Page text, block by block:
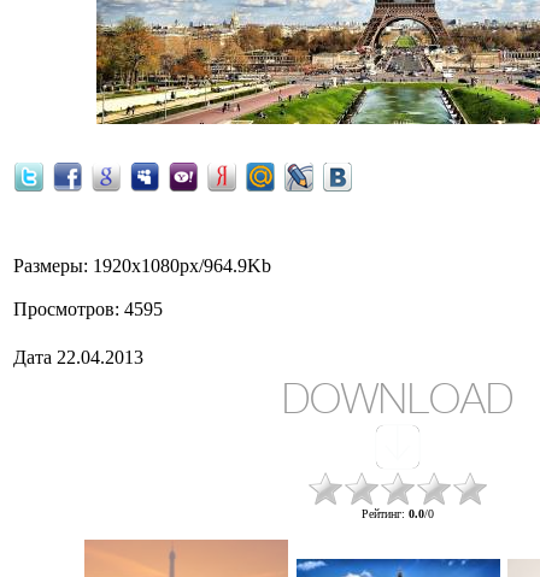
Размеры: 1920x1080px/964.9Kb
Просмотров: 4595
Дата 22.04.2013
DOWNLOAD
Рейтинг: 0.0/0